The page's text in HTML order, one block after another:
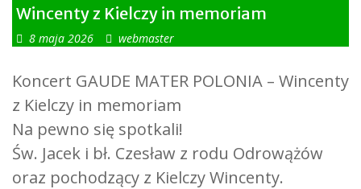
Wincenty z Kielczy in memoriam
8 maja 2026 webmaster
Koncert GAUDE MATER POLONIA – Wincenty
z Kielczy in memoriam
Na pewno się spotkali!
Św. Jacek i bł. Czesław z rodu Odrowążów
oraz pochodzący z Kielczy Wincenty.